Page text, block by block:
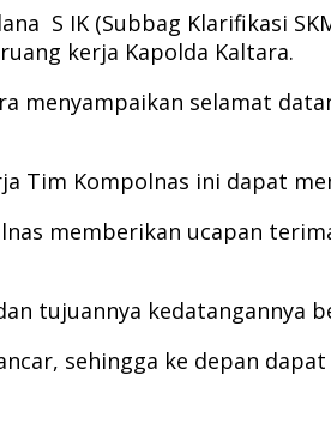
S IK (Subbag Klarifikasi
kerja Kapolda Kaltara.
menyampaikan selamat
Tim Kompolnas ini dapat
memberikan ucapan
tujuannya kedatangannya
sehingga ke depan